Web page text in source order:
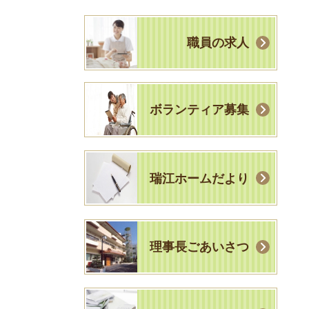
職員の求人
ボランティア募集
瑞江ホームだより
理事長ごあいさつ